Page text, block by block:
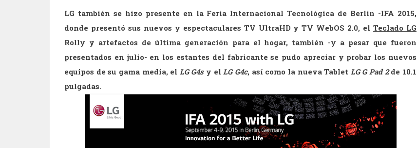
LG también se hizo presente en la Feria Internacional Tecnológica de Berlin -IFA 2015,
donde presentó sus nuevos y espectaculares TV UltraHD y TV WebOS 2.0, elTeclado LG
Rolly y artefactos de última generación para el hogar, también -y a pesar que fueron
presentados en julio- en los estantes del fabricante se pudo apreciar y probar los nuevos
equipos de su gama media, el LG G4sy elLG G4c, así como la nueva Tablet LG G Pad 2de 10.1
pulgadas.